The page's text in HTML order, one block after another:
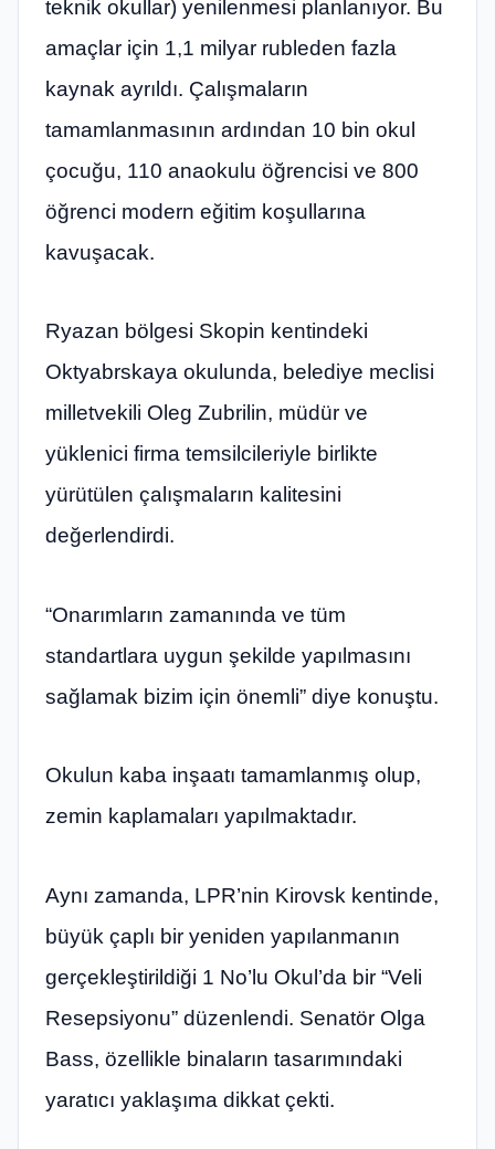
teknik okullar) yenilenmesi planlanıyor. Bu
amaçlar için 1,1 milyar rubleden fazla
kaynak ayrıldı. Çalışmaların
tamamlanmasının ardından 10 bin okul
çocuğu, 110 anaokulu öğrencisi ve 800
öğrenci modern eğitim koşullarına
kavuşacak.
Ryazan bölgesi Skopin kentindeki
Oktyabrskaya okulunda, belediye meclisi
milletvekili Oleg Zubrilin, müdür ve
yüklenici firma temsilcileriyle birlikte
yürütülen çalışmaların kalitesini
değerlendirdi.
“Onarımların zamanında ve tüm
standartlara uygun şekilde yapılmasını
sağlamak bizim için önemli” diye konuştu.
Okulun kaba inşaatı tamamlanmış olup,
zemin kaplamaları yapılmaktadır.
Aynı zamanda, LPR’nin Kirovsk kentinde,
büyük çaplı bir yeniden yapılanmanın
gerçekleştirildiği 1 No’lu Okul’da bir “Veli
Resepsiyonu” düzenlendi. Senatör Olga
Bass, özellikle binaların tasarımındaki
yaratıcı yaklaşıma dikkat çekti.